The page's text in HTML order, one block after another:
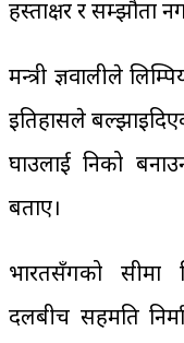
हस्ताक्षर र सम्झौता
मन्त्री ज्ञवालीले
इतिहासले
घाउलाई निको
बताए।
भारतसँगको सीमा
दलबीच सहमति